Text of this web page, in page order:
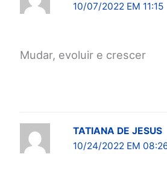
10/07/2022 EM 11:15
Mudar, evoluir e crescer
TATIANA DE JESUS
10/24/2022 EM